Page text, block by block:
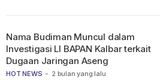
HOT NEWS - 2 bulan yang lalu
Nama Budiman Muncul dalam
Investigasi LI BAPAN Kalbar terkait
Dugaan Jaringan Aseng